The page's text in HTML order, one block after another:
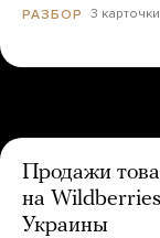
РАЗБОР 3 карточки
Продажи
на
Украины